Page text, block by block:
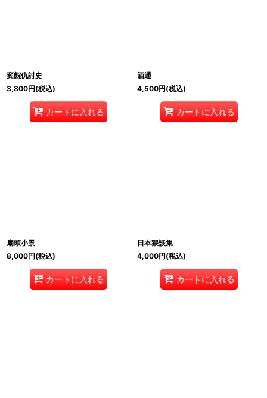
変態仇討史
3,800円(税込)
カートに入れる
酒通
4,500円(税込)
カートに入れる
扇頭小景
8,000円(税込)
カートに入れる
日本猥談集
4,000円(税込)
カートに入れる